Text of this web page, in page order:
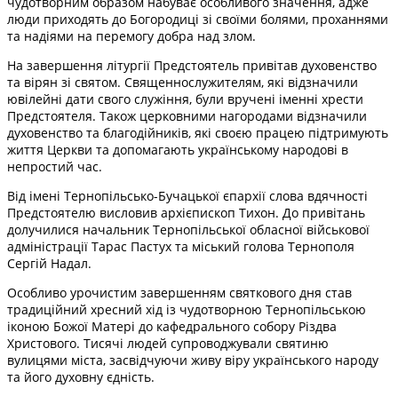
люди приходять до Богородиці зі своїми болями, проханнями
та надіями на перемогу добра над злом.
На завершення літургії Предстоятель привітав духовенство
та вірян зі святом. Священнослужителям, які відзначили
ювілейні дати свого служіння, були вручені іменні хрести
Предстоятеля. Також церковними нагородами відзначили
духовенство та благодійників, які своєю працею підтримують
життя Церкви та допомагають українському народові в
непростий час.
Від імені Тернопільсько-Бучацької єпархії слова вдячності
Предстоятелю висловив архієпископ Тихон. До привітань
долучилися начальник Тернопільської обласної військової
адміністрації Тарас Пастух та міський голова Тернополя
Сергій Надал.
Особливо урочистим завершенням святкового дня став
традиційний хресний хід із чудотворною Тернопільською
іконою Божої Матері до кафедрального собору Різдва
Христового. Тисячі людей супроводжували святиню
вулицями міста, засвідчуючи живу віру українського народу
та його духовну єдність.